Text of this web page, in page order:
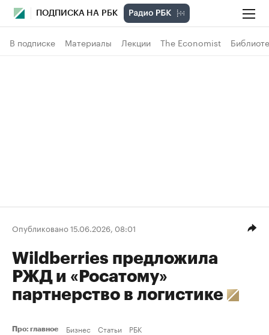
ПОДПИСКА НА РБК
В подписке Материалы Лекции The Economist
Опубликовано 15.06.2026, 08:01
Wildberries предложила
РЖД и «Росатому»
партнерство в логистике
Про: главное Бизнес Статьи РБК